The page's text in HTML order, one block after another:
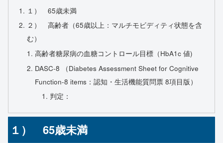
１） 65歳未満
２） 高齢者（65歳以上：マルチモビディティ状態を含
む）
高齢者糖尿病の血糖コントロール目標（HbA1c 値)
DASC-8 （Diabetes Assessment Sheet for Cognitive
Function-8 items：認知・生活機能質問票 8項目版）
判定：
１） 65歳未満